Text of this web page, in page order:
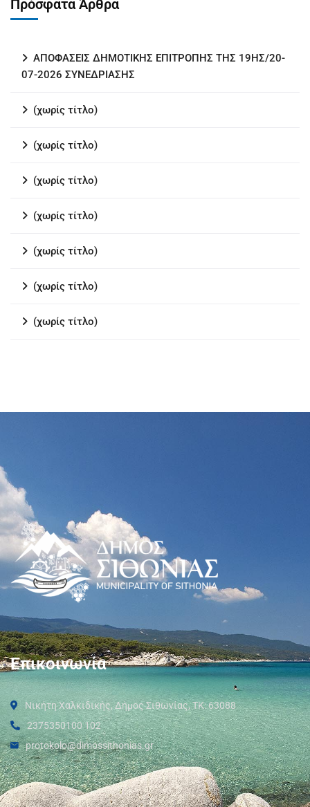
Πρόσφατα Άρθρα
ΑΠΟΦΑΣΕΙΣ ΔΗΜΟΤΙΚΗΣ ΕΠΙΤΡΟΠΗΣ ΤΗΣ 19ΗΣ/20-
07-2026 ΣΥΝΕΔΡΙΑΣΗΣ
(χωρίς τίτλο)
(χωρίς τίτλο)
(χωρίς τίτλο)
(χωρίς τίτλο)
(χωρίς τίτλο)
(χωρίς τίτλο)
(χωρίς τίτλο)
Επικοινωνία
Νικήτη Χαλκιδικής, Δήμος Σιθωνίας, ΤΚ: 63088
2375350100 102
protokolo@dimossithonias.gr